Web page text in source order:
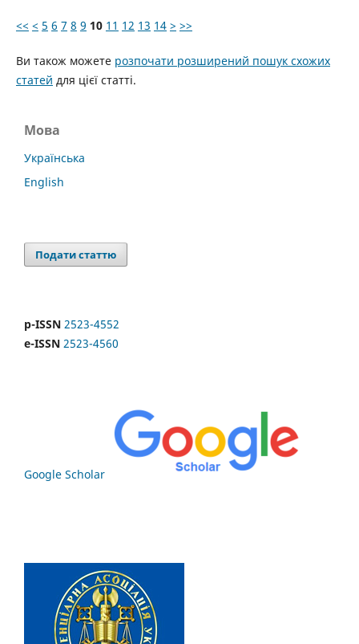
<< < 5 6 7 8 9 10 11 12 13 14 > >>
Ви також можете розпочати розширений пошук схожих
статей для цієї статті.
Мова
Українська
English
Подати статтю
p-ISSN 2523-4552
e-ISSN 2523-4560
Google Scholar